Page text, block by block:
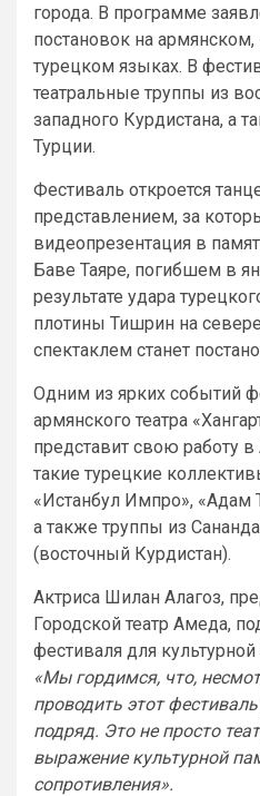
города. В программе
постановок на
турецком языках. В
театральные труппы из
западного Курдистана, а
Турции.
Фестиваль откроется
представлением, за
видеопрезентация в
Баве Таяре, погибшем в
результате удара
плотины Тишрин на
спектаклем станет
Одним из ярких событий
армянского театра
представит свою работу
такие турецкие
«Истанбул Импро», «Адам
а также труппы из
(восточный Курдистан).
Актриса Шилан Алагоз,
Городской театр Амеда,
фестиваля для
«Мы гордимся, что,
проводить этот
подряд. Это не просто
выражение культурной
сопротивления».